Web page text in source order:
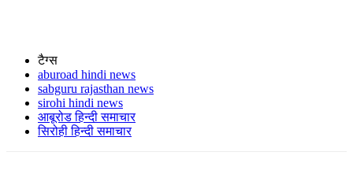
टैग्स
aburoad hindi news
sabguru rajasthan news
sirohi hindi news
आबूरोड हिन्दी समाचार
सिरोही हिन्दी समाचार